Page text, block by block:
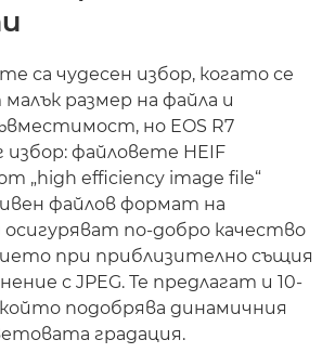
са чудесен избор, когато се
размер на файла и
но EOS R7
избор: файловете HEIF
„high efficiency image file“
файлов формат на
осигуряват по-добро качество
при приблизително същия
с JPEG. Те предлагат и 10-
подобрява динамичния
градация.